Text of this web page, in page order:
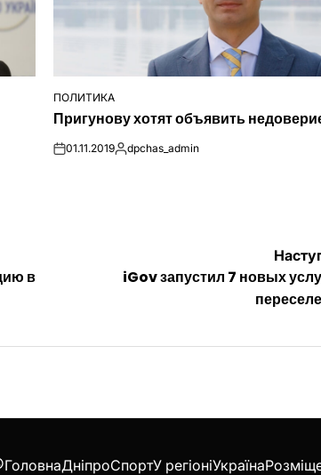
ОПУБЛІКУВАТИ
ПОЛИТИКА
Пригунову хотят объявить
on01.11.2019Опубліковано
dpchas_admin
в
iGov запустил 7 новых
ГоловнаДніпроСпортУ регіоніУкраїна